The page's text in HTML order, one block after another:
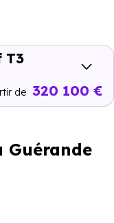
T3
de 320 100 €
Guérande